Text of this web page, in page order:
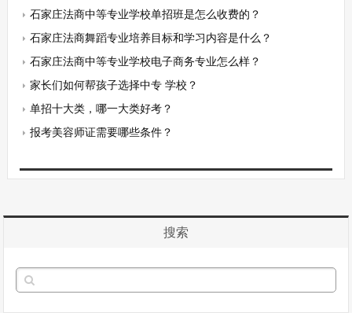
石家庄法商中等专业学校单招班是怎么收费的？
石家庄法商舞蹈专业培养目标和学习内容是什么？
石家庄法商中等专业学校电子商务专业怎么样？
家长们如何帮孩子选择中专 学校？
单招十大类，哪一大类好考？
报考美容师证需要哪些条件？
搜索